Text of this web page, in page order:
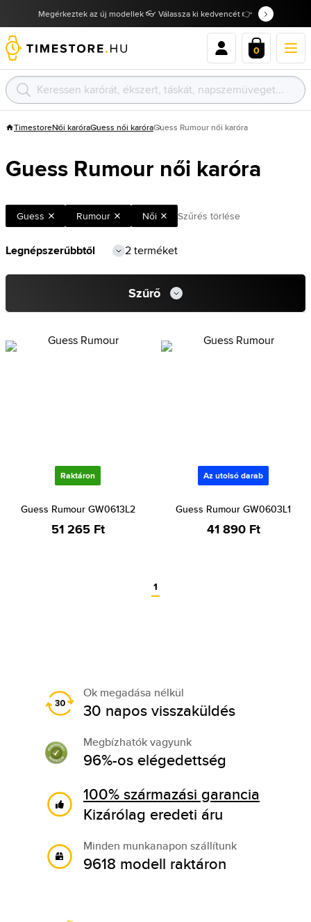
Megérkeztek az új modellek 👓 Válassza ki kedvencét 👉
0
TimestoreNői karóraGuess női karóraGuess Rumour női karóra
Guess Rumour női karóra
Guess Rumour Női Szűrés törlése
2 terméket
Szűrő
Raktáron
Guess Rumour GW0613L2
51 265 Ft
Az utolsó darab
Guess Rumour GW0603L1
41 890 Ft
1
Ok megadása nélkül
30 napos visszaküldés
Megbízhatók vagyunk
96%-os elégedettség
100% származási garancia
Kizárólag eredeti áru
Minden munkanapon szállítunk
9618 modell raktáron